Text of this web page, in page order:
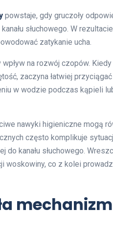
powstaje, gdy gruczoły
słuchowego. W
zatykanie ucha.
na rozwój czopów.
zaczyna łatwiej
w wodzie podczas kąpieli
nawyki higieniczne mogą
często komplikuje
do kanału słuchowego.
woskowiny, co z kolei